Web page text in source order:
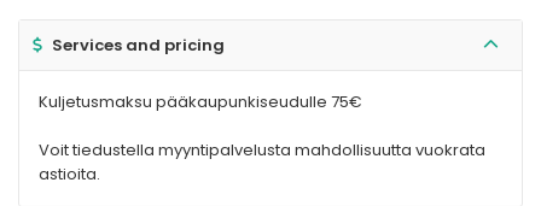
Services and pricing
Kuljetusmaksu pääkaupunkiseudulle 75€
Voit tiedustella myyntipalvelusta mahdollisuutta vuokrata
astioita.